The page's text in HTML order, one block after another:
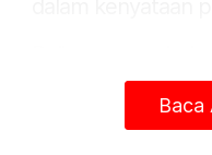
dilupuskan
daripada pelbagai
Baca